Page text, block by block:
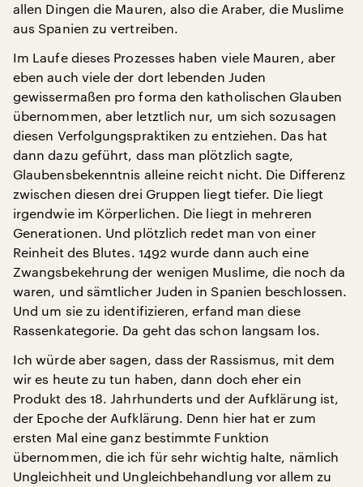
allen Dingen die Mauren, also die Araber, die Muslime
aus Spanien zu vertreiben.
Im Laufe dieses Prozesses haben viele Mauren, aber
eben auch viele der dort lebenden Juden
gewissermaßen pro forma den katholischen Glauben
übernommen, aber letztlich nur, um sich sozusagen
diesen Verfolgungspraktiken zu entziehen. Das hat
dann dazu geführt, dass man plötzlich sagte,
Glaubensbekenntnis alleine reicht nicht. Die Differenz
zwischen diesen drei Gruppen liegt tiefer. Die liegt
irgendwie im Körperlichen. Die liegt in mehreren
Generationen. Und plötzlich redet man von einer
Reinheit des Blutes. 1492 wurde dann auch eine
Zwangsbekehrung der wenigen Muslime, die noch da
waren, und sämtlicher Juden in Spanien beschlossen.
Und um sie zu identifizieren, erfand man diese
Rassenkategorie. Da geht das schon langsam los.
Ich würde aber sagen, dass der Rassismus, mit dem
wir es heute zu tun haben, dann doch eher ein
Produkt des 18. Jahrhunderts und der Aufklärung ist,
der Epoche der Aufklärung. Denn hier hat er zum
ersten Mal eine ganz bestimmte Funktion
übernommen, die ich für sehr wichtig halte, nämlich
Ungleichheit und Ungleichbehandlung vor allem zu